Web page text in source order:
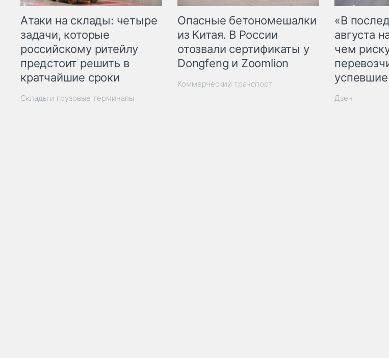
Атаки на склады: четыре
задачи, которые
российскому ритейлу
предстоит решить в
кратчайшие сроки
Склады и грузовые терминалы
Опасные бетономешалки
из Китая. В России
отозвали сертификаты у
Dongfeng и Zoomlion
Коммерческий транспорт
«В
августа
чем
Дзен